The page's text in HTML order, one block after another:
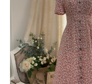
LIÊN HỆ
FACEBOOK